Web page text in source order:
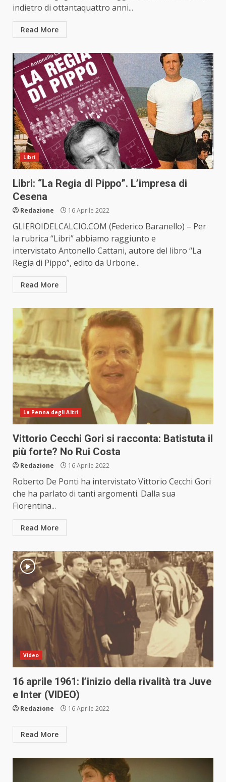
indietro di ottantaquattro anni...
Read More
Libri
Libri: “La Regia di Pippo”. L’impresa di
Cesena
Redazione 16 Aprile 2022
GLIEROIDELCALCIO.COM (Federico Baranello) – Per
la rubrica “Libri” abbiamo raggiunto e
intervistato Antonello Cattani, autore del libro “La
Regia di Pippo”, edito da Urbone...
Read More
La Penna degli Altri
Vittorio Cecchi Gori si racconta: Batistuta il
più forte? No Rui Costa
Redazione 16 Aprile 2022
Roberto De Ponti ha intervistato Vittorio Cecchi Gori
che ha parlato di tanti argomenti. Dalla sua
Fiorentina...
Read More
Video
16 aprile 1961: l’inizio della rivalità tra Juve
e Inter (VIDEO)
Redazione 16 Aprile 2022
Read More